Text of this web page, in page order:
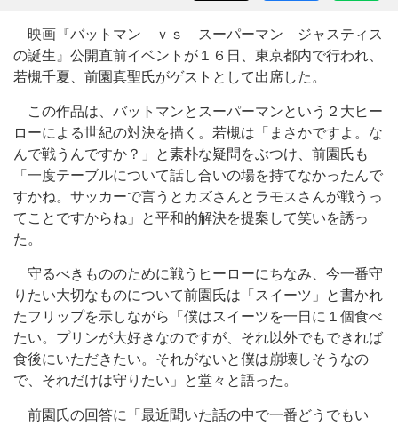
映画『バットマン ｖｓ スーパーマン ジャスティス
の誕生』公開直前イベントが１６日、東京都内で行われ、
若槻千夏、前園真聖氏がゲストとして出席した。
この作品は、バットマンとスーパーマンという２大ヒー
ローによる世紀の対決を描く。若槻は「まさかですよ。な
んで戦うんですか？」と素朴な疑問をぶつけ、前園氏も
「一度テーブルについて話し合いの場を持てなかったんで
すかね。サッカーで言うとカズさんとラモスさんが戦うっ
てことですからね」と平和的解決を提案して笑いを誘っ
た。
守るべきもののために戦うヒーローにちなみ、今一番守
りたい大切なものについて前園氏は「スイーツ」と書かれ
たフリップを示しながら「僕はスイーツを一日に１個食べ
たい。プリンが大好きなのですが、それ以外でもできれば
食後にいただきたい。それがないと僕は崩壊しそうなの
で、それだけは守りたい」と堂々と語った。
前園氏の回答に「最近聞いた話の中で一番どうでもい